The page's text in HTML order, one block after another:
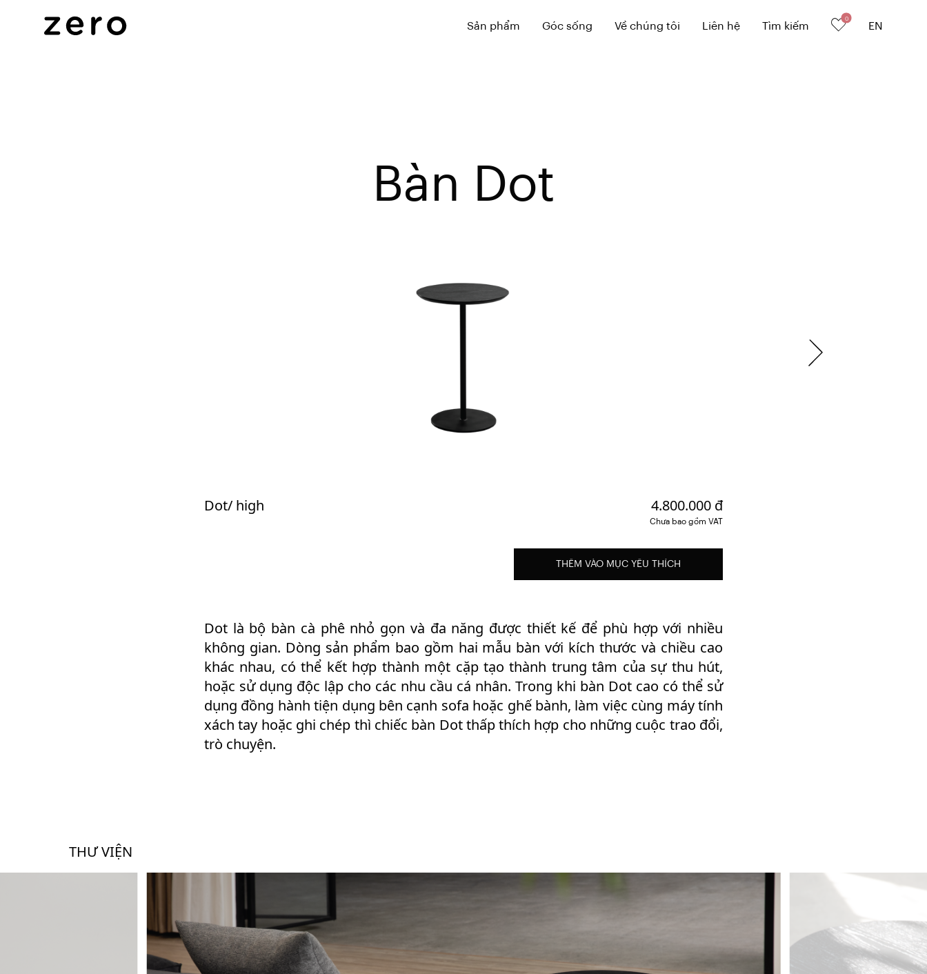
Sản phẩm Góc sống Về chúng tôi Liên hệ Tìm kiếm
0
EN
Bàn Dot
Dot/ high 4.800.000 đ
Chưa bao gồm VAT
THÊM VÀO MỤC YÊU THÍCH
Dot là bộ bàn cà phê nhỏ gọn và đa năng được thiết kế để phù hợp với nhiều
không gian. Dòng sản phẩm bao gồm hai mẫu bàn với kích thước và chiều cao
khác nhau, có thể kết hợp thành một cặp tạo thành trung tâm của sự thu hút,
hoặc sử dụng độc lập cho các nhu cầu cá nhân. Trong khi bàn Dot cao có thể sử
dụng đồng hành tiện dụng bên cạnh sofa hoặc ghế bành, làm việc cùng máy tính
xách tay hoặc ghi chép thì chiếc bàn Dot thấp thích hợp cho những cuộc trao đổi,
trò chuyện.
THƯ VIỆN